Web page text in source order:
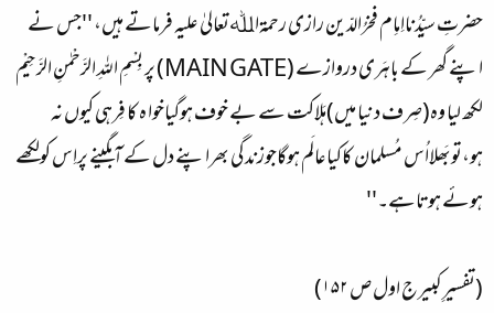
حضرتِ سیِّدُنااِماِم فخرُالدّین رازی رحمۃاﷲتعالیٰ علیہ فرماتے ہیں، ''جس نے
اپنے گھر کے باہَری دروازے (MAIN GATE) پر بِسْمِ اللہِ الرَّحْمٰنِ الرَّحِیْم
لکھ لیا وہ(صِرف دنیا میں)ہَلاکت سے بے خوف ہوگیاخوا ہ کا فِرہی کیوں نہ
ہو،توبَھلااُس مُسلمان کاکیاعالَم ہوگاجوزندگی بھراپنے دل کے آبگینے پراِس کولکھے
ہوئے ہوتاہے۔''
(تفسیرِکبیرج اول ص ۱۵۲)